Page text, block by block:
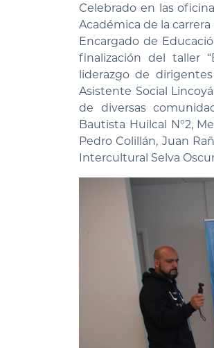
Celebrado en las
Académica de la
Encargado de
finalización del taller
liderazgo de
Asistente Social
de diversas
Bautista Huilcal N°2,
Pedro Colillán, Juan
Intercultural Selva